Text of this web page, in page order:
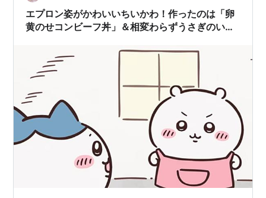
エプロン姿がかわいいちいかわ！作ったのは「卵
黄のせコンビーフ丼」＆相変わらずうさぎのいび